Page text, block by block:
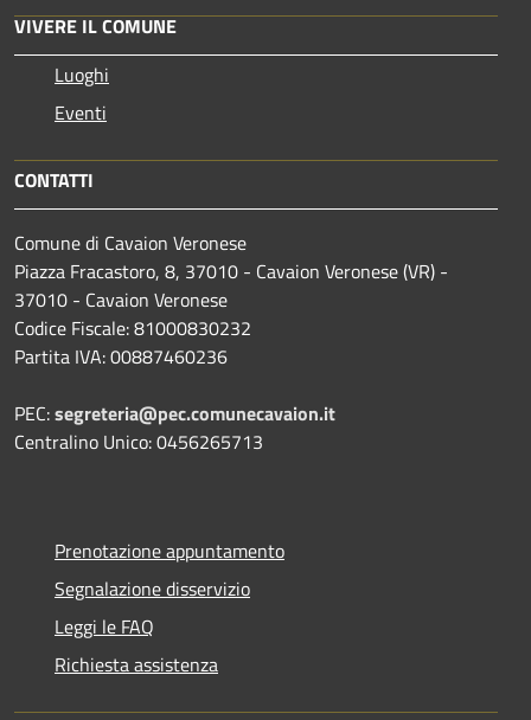
VIVERE IL COMUNE
Luoghi
Eventi
CONTATTI
Comune di Cavaion Veronese
Piazza Fracastoro, 8, 37010 - Cavaion Veronese (VR) -
37010 - Cavaion Veronese
Codice Fiscale: 81000830232
Partita IVA: 00887460236
PEC:segreteria@pec.comunecavaion.it
Centralino Unico: 0456265713
Prenotazione appuntamento
Segnalazione disservizio
Leggi le FAQ
Richiesta assistenza